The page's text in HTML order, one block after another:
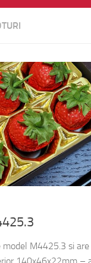
model M4425.3 si are